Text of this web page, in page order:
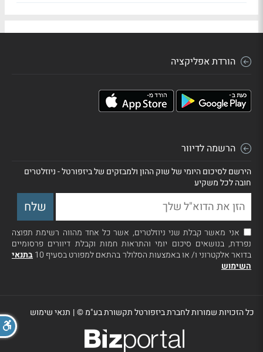
הורדת אפליקציה
הרשמה לדיוור
הירשם לסיכום היומי של שוק ההון ולמבזקים של ביזפורטל - ניוזלטרים
חובה לכל משקיע
אני מאשר קבלת שני ניוזלטרים, אשר כל אחד מהווה רשימת תפוצה
נפרדת, בנושאים סיכום יומי והתראות חמות וקבלת דיוורים פרסומיים
בדואר אלקטרוני ו/ או באמצעות הסלולר בהתאם למפורט בסעיף 10
בתנאי
השימוש
כל הזכויות שמורות לחברת ביזפורטל תקשורת בע"מ ©| תנאי שימוש